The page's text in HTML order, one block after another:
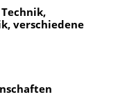
verschiedene